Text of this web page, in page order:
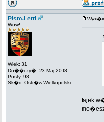
Pisto-Letti
Wow!
Wiek: 31
Do��czy�: 23 Maj 2008
Posty: 98
Sk�d: Ostr�w Wielkopolski
tajek